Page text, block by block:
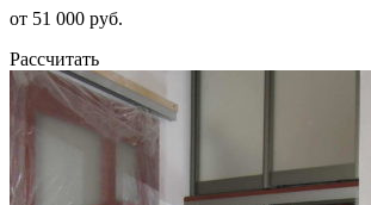
от 51 000 руб.
Рассчитать